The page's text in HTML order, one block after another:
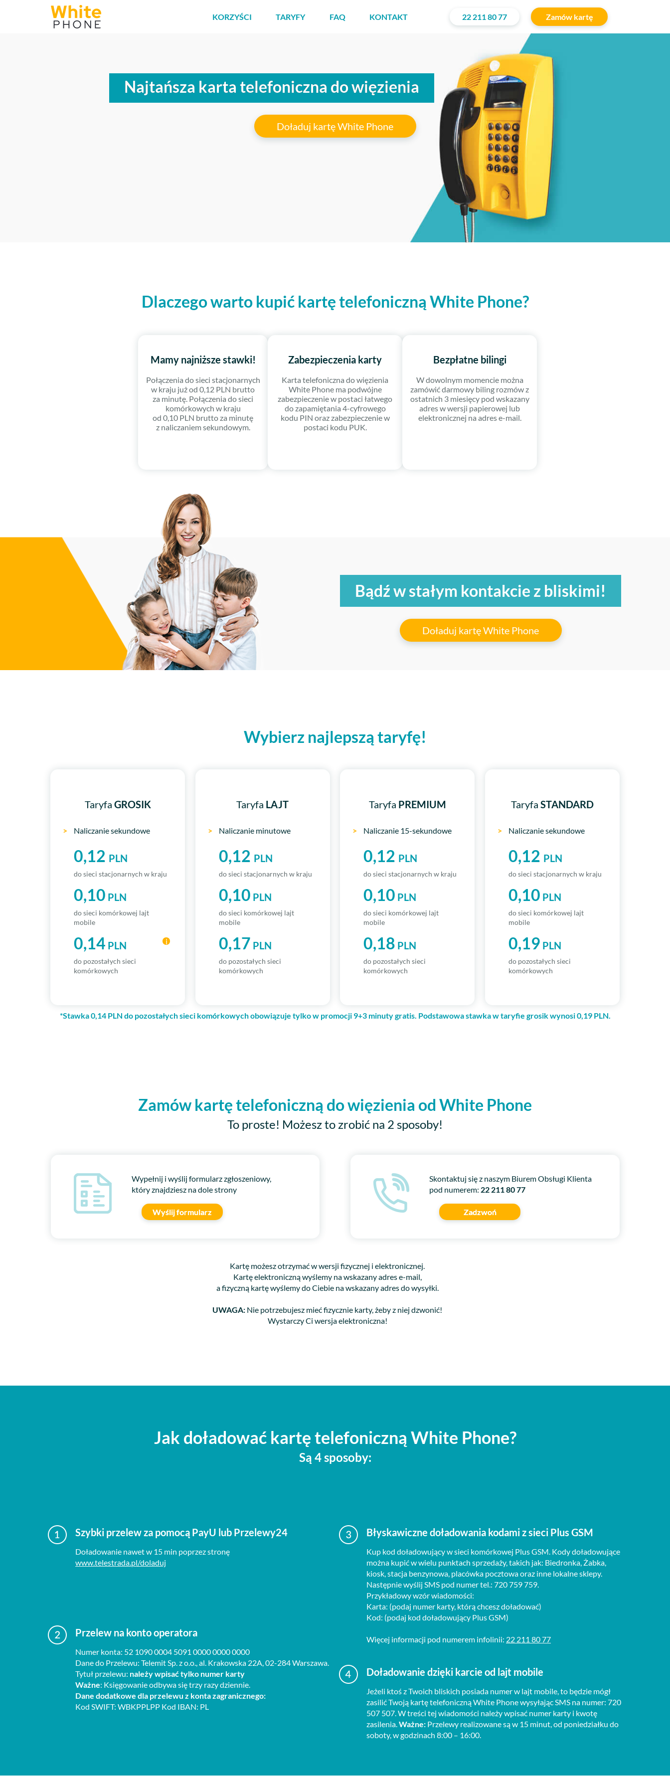
KORZYŚCI TARYFY FAQ KONTAKT 22 211 80 77 Zamów kartę
Najtańsza karta telefoniczna do więzienia
Doładuj kartę White Phone
Dlaczego warto kupić kartę telefoniczną White Phone?
Mamy najniższe stawki!
Połączenia do sieci stacjonarnych
w kraju już od 0,12 PLN brutto
za minutę. Połączenia do sieci
komórkowych w kraju
od 0,10 PLN brutto za minutę
z naliczaniem sekundowym.
Zabezpieczenia karty
Karta telefoniczna do więzienia
White Phone ma podwójne
zabezpieczenie w postaci łatwego
do zapamiętania 4-cyfrowego
kodu PIN oraz zabezpieczenie w
postaci kodu PUK.
Bezpłatne bilingi
W dowolnym momencie można
zamówić darmowy biling rozmów z
ostatnich 3 miesięcy pod wskazany
adres w wersji papierowej lub
elektronicznej na adres e-mail.
Bądź w stałym kontakcie z bliskimi!
Doładuj kartę White Phone
Wybierz najlepszą taryfę!
Taryfa GROSIK
> Naliczanie sekundowe
0,12 PLN
do sieci stacjonarnych w kraju
0,10 PLN
do sieci komórkowej lajt
mobile
0,14 PLN
do pozostałych sieci
komórkowych
i
Taryfa LAJT
> Naliczanie minutowe
0,12 PLN
do sieci stacjonarnych w kraju
0,10 PLN
do sieci komórkowej lajt
mobile
0,17 PLN
do pozostałych sieci
komórkowych
Taryfa PREMIUM
> Naliczanie 15-sekundowe
0,12 PLN
do sieci stacjonarnych w kraju
0,10 PLN
do sieci komórkowej lajt
mobile
0,18 PLN
do pozostałych sieci
komórkowych
Taryfa STANDARD
> Naliczanie sekundowe
0,12 PLN
do sieci stacjonarnych w kraju
0,10 PLN
do sieci komórkowej lajt
mobile
0,19 PLN
do pozostałych sieci
komórkowych
*Stawka 0,14 PLN do pozostałych sieci komórkowych obowiązuje tylko w promocji 9+3 minuty gratis. Podstawowa stawka w taryfie grosik wynosi 0,19 PLN.
Zamów kartę telefoniczną do więzienia od White Phone
To proste! Możesz to zrobić na 2 sposoby!
Wypełnij i wyślij formularz zgłoszeniowy,
który znajdziesz na dole strony
Wyślij formularz
Skontaktuj się z naszym Biurem Obsługi Klienta
pod numerem: 22 211 80 77
Zadzwoń
Kartę możesz otrzymać w wersji fizycznej i elektronicznej.
Kartę elektroniczną wyślemy na wskazany adres e-mail,
a fizyczną kartę wyślemy do Ciebie na wskazany adres do wysyłki.
UWAGA: Nie potrzebujesz mieć fizycznie karty, żeby z niej dzwonić!
Wystarczy Ci wersja elektroniczna!
Jak doładować kartę telefoniczną White Phone?
Są 4 sposoby:
Szybki przelew za pomocą PayU lub Przelewy24
Doładowanie nawet w 15 min poprzez stronę
www.telestrada.pl/doladuj
Przelew na konto operatora
Numer konta: 52 1090 0004 5091 0000 0000 0000
Dane do Przelewu: Telemit Sp. z o.o., al. Krakowska 22A, 02-284 Warszawa.
Tytuł przelewu: należy wpisać tylko numer karty
Ważne: Księgowanie odbywa się trzy razy dziennie.
Dane dodatkowe dla przelewu z konta zagranicznego:
Kod SWIFT: WBKPPLPP Kod IBAN: PL
Błyskawiczne doładowania kodami z sieci Plus GSM
Kup kod doładowujący w sieci komórkowej Plus GSM. Kody doładowujące
można kupić w wielu punktach sprzedaży, takich jak: Biedronka, Żabka,
kiosk, stacja benzynowa, placówka pocztowa oraz inne lokalne sklepy.
Następnie wyślij SMS pod numer tel.: 720 759 759.
Przykładowy wzór wiadomości:
Karta: (podaj numer karty, którą chcesz doładować)
Kod: (podaj kod doładowujący Plus GSM)
Więcej informacji pod numerem infolinii: 22 211 80 77
Doładowanie dzięki karcie od lajt mobile
Jeżeli ktoś z Twoich bliskich posiada numer w lajt mobile, to będzie mógł
zasilić Twoją kartę telefoniczną White Phone wysyłając SMS na numer: 720
507 507. W treści tej wiadomości należy wpisać numer karty i kwotę
zasilenia.Ważne: Przelewy realizowane są w 15 minut, od poniedziałku do
soboty, w godzinach 8:00 – 16:00.